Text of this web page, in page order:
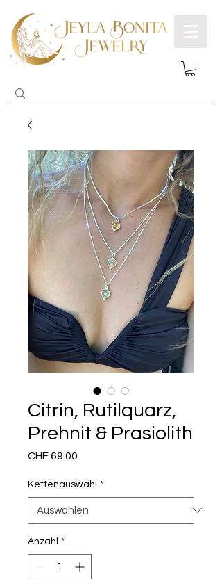
Citrin, Rutilquarz,
Prehnit & Prasiolith
CHF 69.00
Kettenauswahl *
Anzahl *